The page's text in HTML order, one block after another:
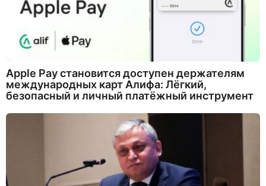
Apple Pay становится доступен держателям
международных карт Алифа: Лёгкий,
безопасный и личный платёжный инструмент